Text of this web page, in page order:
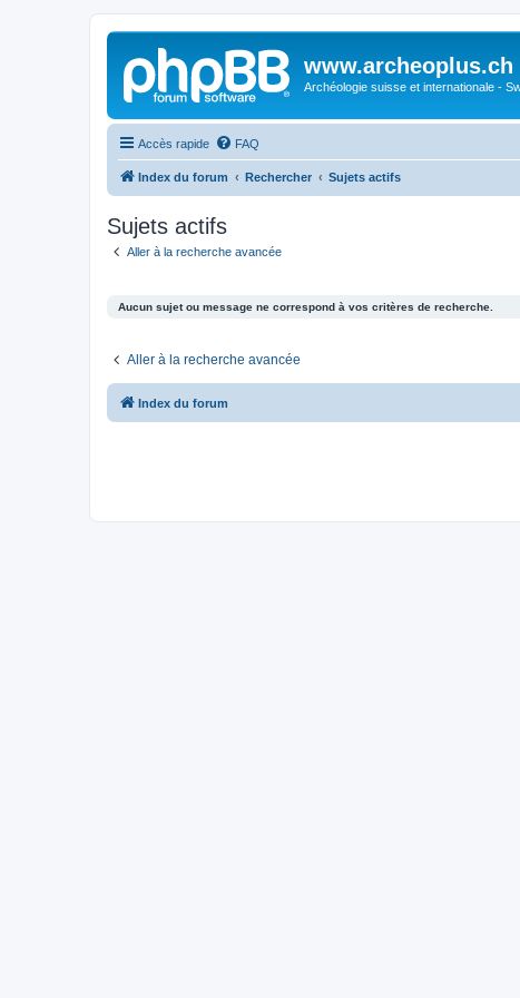
www.archeoplus.ch
Archéologie suisse et internationale -
Accès rapide FAQ
Index du forum Rechercher Sujets actifs
Sujets actifs
Aller à la recherche avancée
Aucun sujet ou message ne correspond à vos critères de recherche.
Aller à la recherche avancée
Index du forum